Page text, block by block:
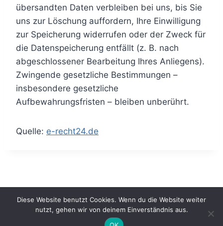
übersandten Daten verbleiben bei uns, bis Sie
uns zur Löschung auffordern, Ihre Einwilligung
zur Speicherung widerrufen oder der Zweck für
die Datenspeicherung entfällt (z. B. nach
abgeschlossener Bearbeitung Ihres Anliegens).
Zwingende gesetzliche Bestimmungen –
insbesondere gesetzliche
Aufbewahrungsfristen – bleiben unberührt.
Quelle: e-recht24.de
© 2026 Förderverein der GHO e.V. - WordPress
Theme vonKadence WP
Diese Website benutzt Cookies. Wenn du die Website weiter
nutzt, gehen wir von deinem Einverständnis aus.